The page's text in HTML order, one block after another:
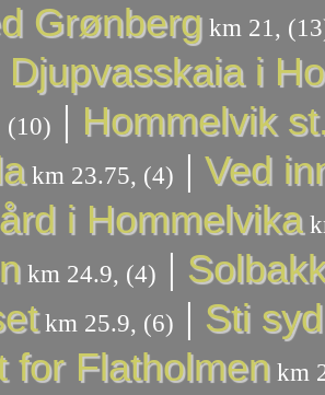
Grønberg km 21,
Djupvasskaia i
| Hommelvik
km 23.75, (4) | Ved
i Hommelvika
km 24.9, (4) |
km 25.9, (6) | Sti
for Flatholmen km